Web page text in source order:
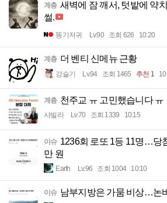
계층 새벽에 잠 깨서, 텃밭에 약
썰.
똥기저귀 Lv.90 조회 626 10:20
계층 더 벤티 신메뉴 근황
강슬기 Lv.94 조회 1465 추천 1
계층 천주교 ㅠ 고민했습니다 ㅠ
샤빌라 Lv.70 조회 1339 10:15
이슈 1236회 로또 1등 11명…당
만 원
Earth Lv.96 조회 1004 10:10
이슈 남부지방은 가뭄 비상…논